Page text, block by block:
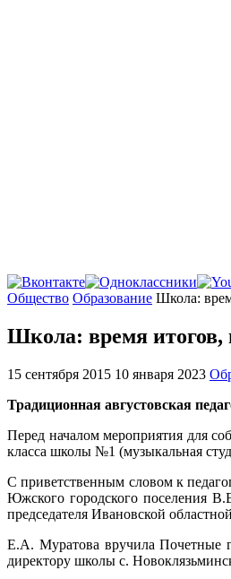
Главная
Общество Образование Школа:
Школа: время итогов,
15 сентября 2015 10 января 2023
Традиционная августовская
Перед началом мероприятия для
класса школы №1 (музыкальная
С приветственным словом к
Южского городского поселения
председателя Ивановской
Е.А. Муратова вручила Почетные
директору школы с.